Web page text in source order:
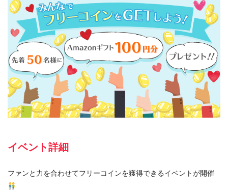
イベント詳細
ファンと力を合わせてフリーコインを獲得できるイベントが開催